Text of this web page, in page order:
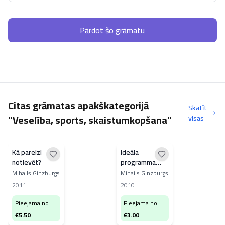
Pārdot šo grāmatu
Citas grāmatas apakškategorijā
"Veselība, sports, skaistumkopšana"
Skatīt
visas
Kā pareizi
notievēt?
Mihails Ginzburgs
2011
Pieejama no
€5.50
Ideāla
programma
svara
samazināšanai
Mihails Ginzburgs
2010
Pieejama no
€3.00